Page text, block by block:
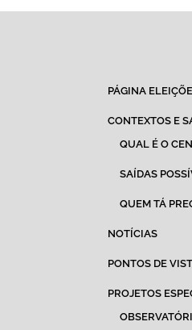
PÁGINA
CONTEXTOS E
QUAL É O
SAÍDAS
QUEM TÁ
NOTÍCIAS
PONTOS DE
PROJETOS